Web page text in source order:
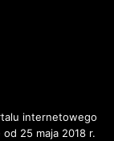
internetowego
25 maja 2018 r.